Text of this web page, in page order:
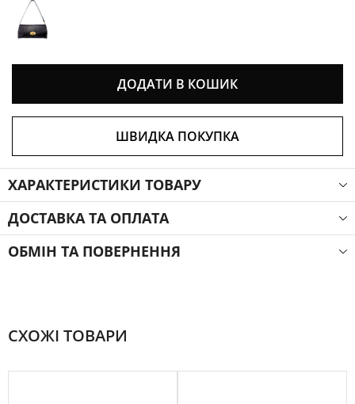
ДОДАТИ В КОШИК
ШВИДКА ПОКУПКА
ХАРАКТЕРИСТИКИ ТОВАРУ
ДОСТАВКА ТА ОПЛАТА
ОБМІН ТА ПОВЕРНЕННЯ
СХОЖІ ТОВАРИ